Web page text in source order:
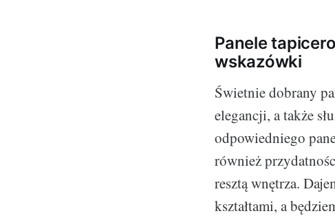
Panele
wskazówki
Świetnie dobrany
elegancji, a także
odpowiedniego
również
resztą wnętrza.
kształtami, a